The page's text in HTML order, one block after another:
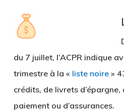
du 7 juillet, l’ACPR indique
trimestre à la « liste noire»
crédits, de livrets d’épargne,
paiement ou d’assurances.